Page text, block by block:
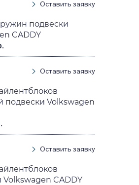
Оставить заявку
подвески
CADDY
Оставить заявку
подвески Volkswagen
Оставить заявку
Volkswagen CADDY